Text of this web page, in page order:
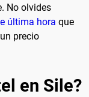
No olvides
última hora que
precio
en Sile?